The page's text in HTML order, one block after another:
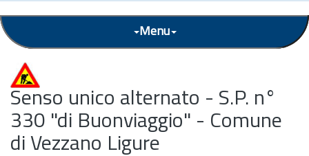
Menu
Senso unico alternato - S.P. n°
330 "di Buonviaggio" - Comune
di Vezzano Ligure